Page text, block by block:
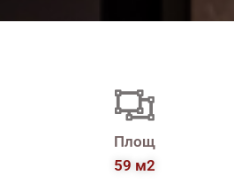
Площ
59 м2